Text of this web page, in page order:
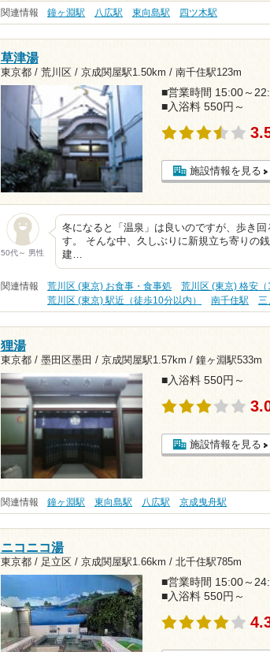
関連情報 鐘ヶ淵駅 八広駅 東向島駅 四ツ木駅
草津湯
東京都 / 荒川区 / 京成関屋駅1.50km / 南千住駅123m
■営業時間 15:00～
■入浴料 550円～
施設情報を見る
50代～ 男性
冬になると「温泉」は良いのですが、歩き
す。 そんな中、久しぶりに新規立ち寄りの
建…
関連情報 荒川区 (東京) お食事・食事処
荒川区 (東京) 格安（
荒川区 (東京) 駅近（徒歩10分以内）
南千住駅 三
狸湯
東京都 / 墨田区墨田 / 京成関屋駅1.57km / 鐘ヶ淵駅533m
■入浴料 550円～
施設情報を見る
関連情報 鐘ヶ淵駅 東向島駅 八広駅 京成曳舟駅
ニコニコ湯
東京都 / 足立区 / 京成関屋駅1.66km / 北千住駅785m
■営業時間 15:00～
■入浴料 550円～